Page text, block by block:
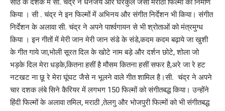
किया । सी . चंद्र ने इन फिल्मों में अभिनय और संगीत निर्देशन भी किया। संगीत
निर्देशन के अलावा सी. चंद्र ने अपने पार्श्वगायन से भी श्रोताओं को मंत्रमुग्ध
किया । इन गीतों में मेरी जान मेरी जान संडे के संडे,कदम कदम बढ़ाये जा खुशी
के गीत गाये जा,भोली सूरत दिल के खोटे नाम बड़े और दर्शन छोटे, शोला जो
भड़के दिल मेरा धड़के,कितना हसीं है मौसम कितना हसीं सफर है,अरे जा रे हट
नटखट ना छू रे मेरा घूंघट जैसे न भूलने वाले गीत शामिल है।सी. चंद्र ने अपने
चार दशक लंबे सिने कैरियर में लगभग 150 फिल्मों को संगीतबद्ध किया। उन्होंने
हिंदी फिल्मों के अलावा तमिल, मराठी ,तेलगु और भोजपुरी फिल्मों को भी संगीतबद्ध